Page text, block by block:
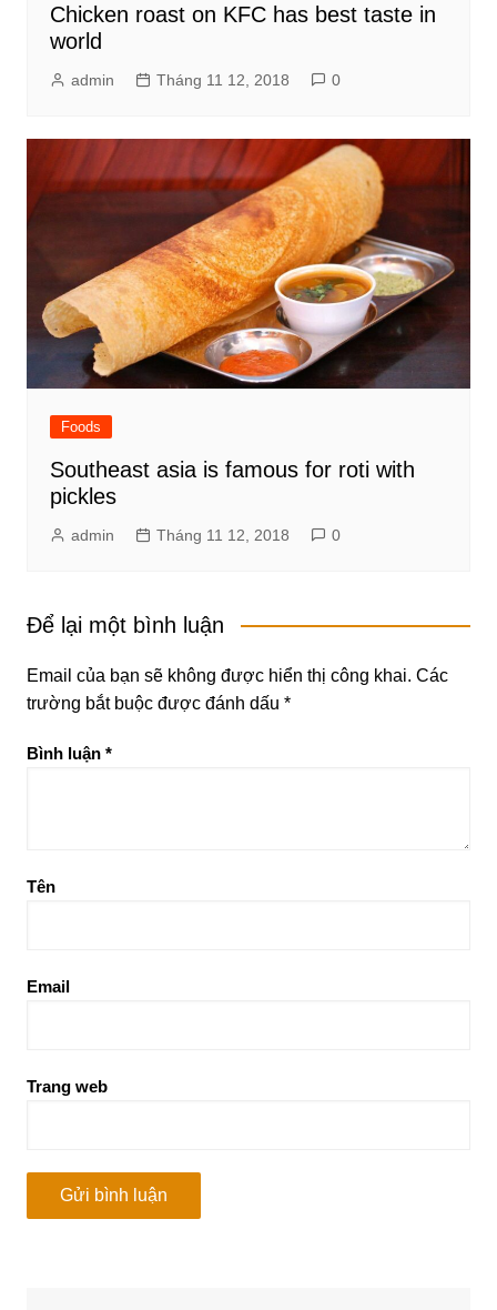
Chicken roast on KFC has best taste in
world
admin Tháng 11 12, 2018 0
Foods
Southeast asia is famous for roti with
pickles
admin Tháng 11 12, 2018 0
Để lại một bình luận
Email của bạn sẽ không được hiển thị công khai. Các
trường bắt buộc được đánh dấu *
Bình luận *
Tên
Email
Trang web